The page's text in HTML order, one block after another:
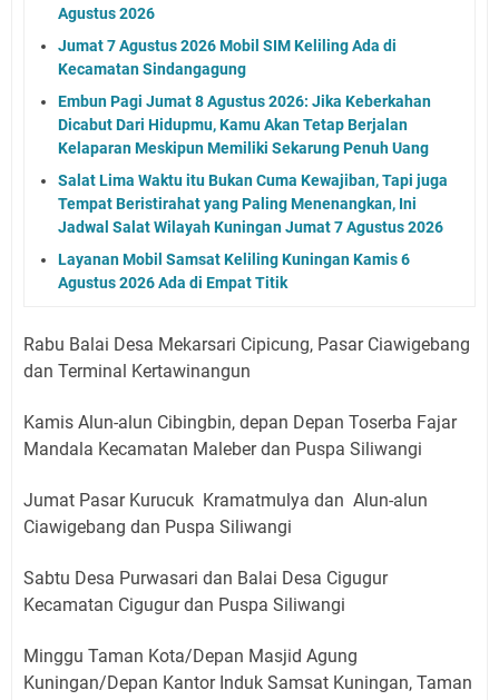
Agustus 2026
Jumat 7 Agustus 2026 Mobil SIM Keliling Ada di
Kecamatan Sindangagung
Embun Pagi Jumat 8 Agustus 2026: Jika Keberkahan
Dicabut Dari Hidupmu, Kamu Akan Tetap Berjalan
Kelaparan Meskipun Memiliki Sekarung Penuh Uang
Salat Lima Waktu itu Bukan Cuma Kewajiban, Tapi juga
Tempat Beristirahat yang Paling Menenangkan, Ini
Jadwal Salat Wilayah Kuningan Jumat 7 Agustus 2026
Layanan Mobil Samsat Keliling Kuningan Kamis 6
Agustus 2026 Ada di Empat Titik
Rabu Balai Desa Mekarsari Cipicung, Pasar Ciawigebang
dan Terminal Kertawinangun
Kamis Alun-alun Cibingbin, depan Depan Toserba Fajar
Mandala Kecamatan Maleber dan Puspa Siliwangi
Jumat Pasar Kurucuk Kramatmulya dan Alun-alun
Ciawigebang dan Puspa Siliwangi
Sabtu Desa Purwasari dan Balai Desa Cigugur
Kecamatan Cigugur dan Puspa Siliwangi
Minggu Taman Kota/Depan Masjid Agung
Kuningan/Depan Kantor Induk Samsat Kuningan, Taman